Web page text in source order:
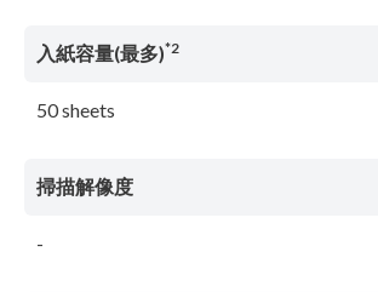
入紙容量(最多)*2
50 sheets
掃描解像度
-